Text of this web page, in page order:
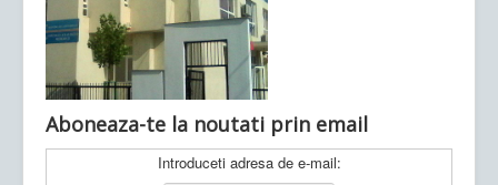
Aboneaza-te la noutati prin email
Introduceti adresa de e-mail: